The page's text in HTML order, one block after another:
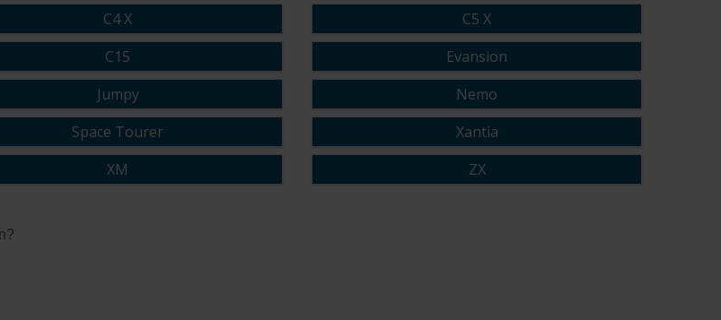
C4 X
C5 X
C15
Evansion
Jumpy
Nemo
Space Tourer
Xantia
XM ZX